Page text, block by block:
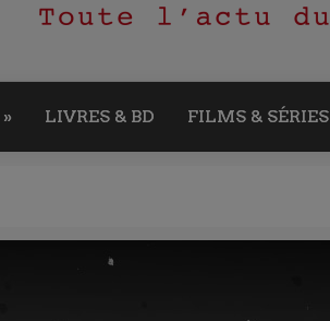
» LIVRES & BD FILMS & SÉRIES